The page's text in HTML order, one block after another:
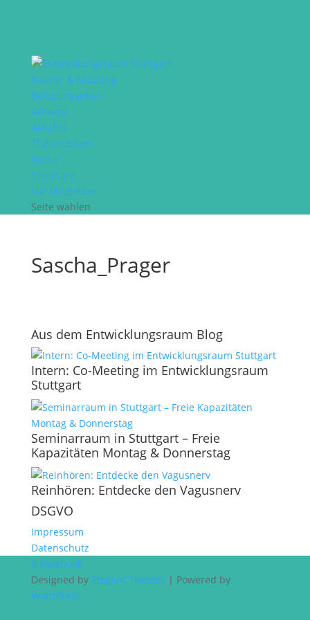
Räume & Nutzung
Belegungsplan
Anfrage
Anfahrt
Therapeuten
Kurse
Seminare
Für Mitglieder
Seite wählen
Sascha_Prager
Aus dem Entwicklungsraum Blog
Intern: Co-Meeting im Entwicklungsraum
Stuttgart
Seminarraum in Stuttgart – Freie
Kapazitäten Montag & Donnerstag
Reinhören: Entdecke den Vagusnerv
DSGVO
Impressum
Datenschutz
Facebook
Designed by Elegant Themes | Powered by
WordPress